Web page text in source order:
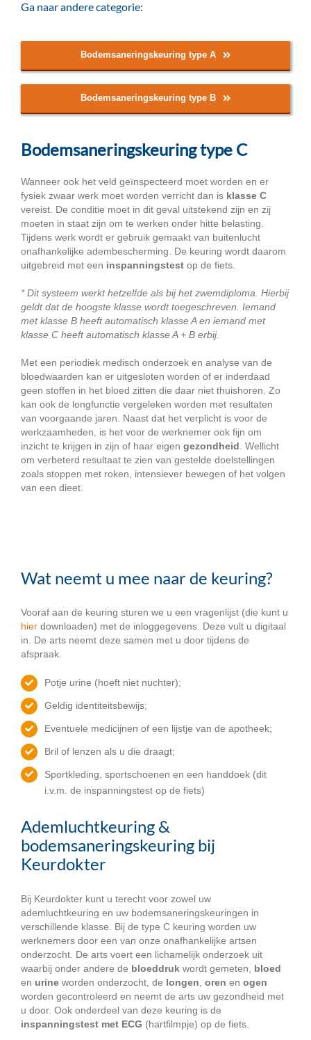
Ga naar andere categorie:
Bodemsaneringskeuring type A
Bodemsaneringskeuring type B
Bodemsaneringskeuring type C
Wanneer ook het veld geïnspecteerd moet worden en er
fysiek zwaar werk moet worden verricht dan is klasse C
vereist. De conditie moet in dit geval uitstekend zijn en zij
moeten in staat zijn om te werken onder hitte belasting.
Tijdens werk wordt er gebruik gemaakt van buitenlucht
onafhankelijke adembescherming. De keuring wordt daarom
uitgebreid met een inspanningstest op de fiets.
* Dit systeem werkt hetzelfde als bij het zwemdiploma. Hierbij
geldt dat de hoogste klasse wordt toegeschreven. Iemand
met klasse B heeft automatisch klasse A en iemand met
klasse C heeft automatisch klasse A + B erbij.
Met een periodiek medisch onderzoek en analyse van de
bloedwaarden kan er uitgesloten worden of er inderdaad
geen stoffen in het bloed zitten die daar niet thuishoren. Zo
kan ook de longfunctie vergeleken worden met resultaten
van voorgaande jaren. Naast dat het verplicht is voor de
werkzaamheden, is het voor de werknemer ook fijn om
inzicht te krijgen in zijn of haar eigen gezondheid . Wellicht
om verbeterd resultaat te zien van gestelde doelstellingen
zoals stoppen met roken, intensiever bewegen of het volgen
van een dieet.
Wat neemt u mee naar de keuring?
Vooraf aan de keuring sturen we u een vragenlijst (die kunt u
hier downloaden) met de inloggegevens. Deze vult u digitaal
in. De arts neemt deze samen met u door tijdens de
afspraak.
Potje urine (hoeft niet nuchter);
Geldig identiteitsbewijs;
Eventuele medicijnen of een lijstje van de apotheek;
Bril of lenzen als u die draagt;
Sportkleding, sportschoenen en een handdoek (dit
i.v.m. de inspanningstest op de fiets)
Ademluchtkeuring &
bodemsaneringskeuring bij
Keurdokter
Bij Keurdokter kunt u terecht voor zowel uw
ademluchtkeuring en uw bodemsaneringskeuringen in
verschillende klasse. Bij de type C keuring worden uw
werknemers door een van onze onafhankelijke artsen
onderzocht. De arts voert een lichamelijk onderzoek uit
waarbij onder andere de bloeddruk wordt gemeten, bloed
en urine worden onderzocht, de longen oren en ogen
worden gecontroleerd en neemt de arts uw gezondheid met
u door. Ook onderdeel van deze keuring is de
inspanningstest met ECG (hartfilmpje) op de fiets.